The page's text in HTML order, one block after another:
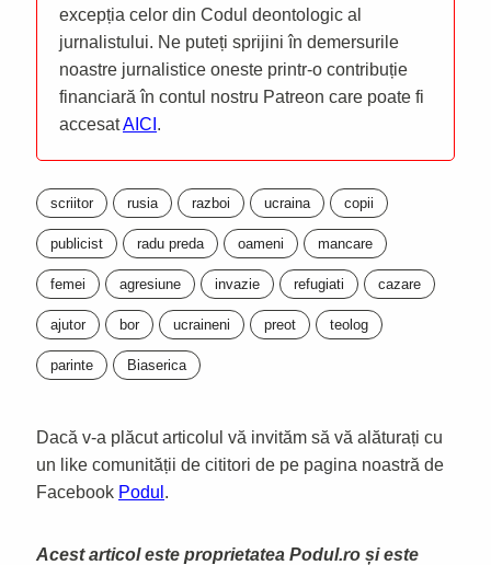
excepția celor din Codul deontologic al
jurnalistului. Ne puteți sprijini în demersurile
noastre jurnalistice oneste printr-o contribuție
financiară în contul nostru Patreon care poate fi
accesatAICI .
scriitor rusia razboi ucraina copii
publicist radu preda oameni mancare
femei agresiune invazie refugiati cazare
ajutor bor ucraineni preot teolog
parinte Biaserica
Dacă v-a plăcut articolul vă invităm să vă alăturați cu
un like comunității de cititori de pe pagina noastră de
Facebook Podul .
Acest articol este proprietatea Podul.ro și este